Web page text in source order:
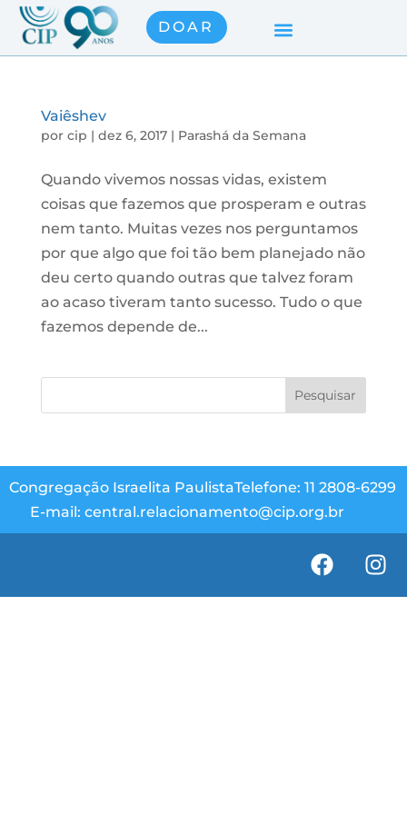
DOAR
Vaiêshev
por cip | dez 6, 2017| Parashá da Semana
Quando vivemos nossas vidas, existem
coisas que fazemos que prosperam e outras
nem tanto. Muitas vezes nos perguntamos
por que algo que foi tão bem planejado não
deu certo quando outras que talvez foram
ao acaso tiveram tanto sucesso. Tudo o que
fazemos depende de...
Congregação Israelita PaulistaTelefone: 11 2808-6299
E-mail: central.relacionamento@cip.org.br